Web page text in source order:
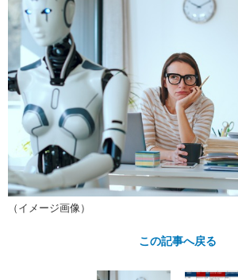
（イメージ画像）
この記事へ戻る